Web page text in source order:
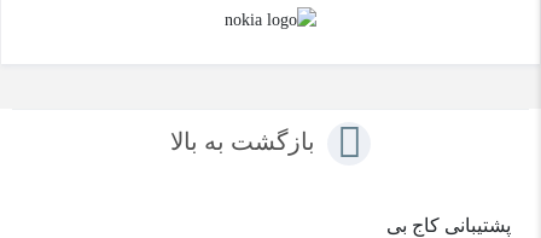
بازگشت به بالا
پشتیبانی کاج بی